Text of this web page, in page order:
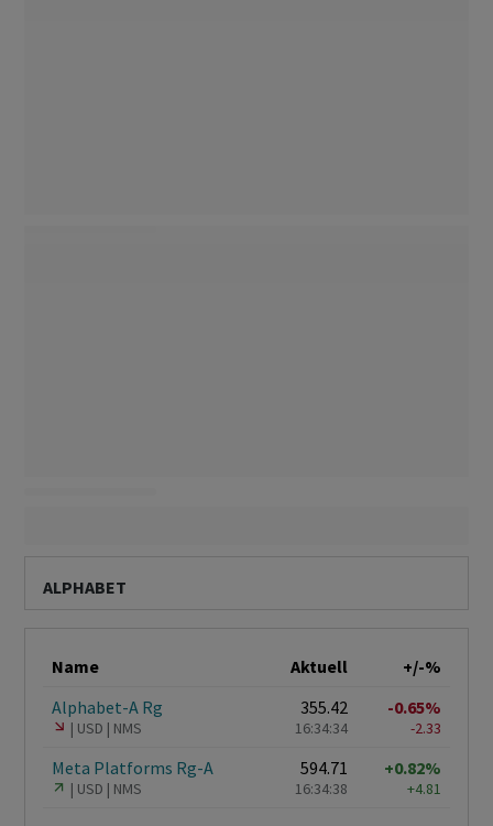
ALPHABET
Name Aktuell
+/-%
Alphabet-A Rg
USD NMS
355.42
16:34:34
-0.65%
-2.33
Meta Platforms Rg-A
USD NMS
594.71
16:34:38
+0.82%
+4.81